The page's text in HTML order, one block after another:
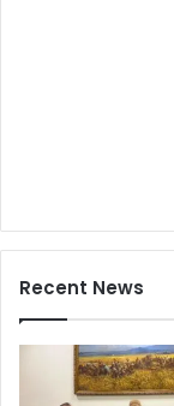
Recent News